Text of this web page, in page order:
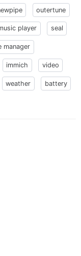
outertune
player seal
manager
immich video
weather battery